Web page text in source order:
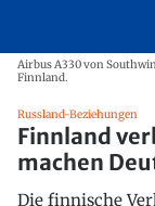
Airbus A330 von
Finnland.
Russland-Beziehungen
Finnland
machen
Die finnische